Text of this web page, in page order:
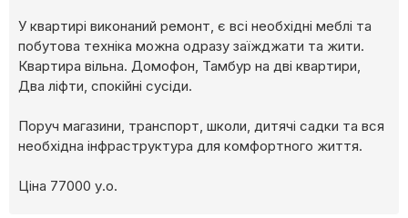
У квартирі виконаний ремонт, є всі необхідні меблі та
побутова техніка можна одразу заїжджати та жити.
Квартира вільна. Домофон, Тамбур на дві квартири,
Два ліфти, спокійні сусіди.
Поруч магазини, транспорт, школи, дитячі садки та вся
необхідна інфраструктура для комфортного життя.
Ціна 77000 у.о.